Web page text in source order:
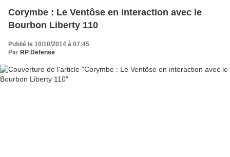
Corymbe : Le Ventôse en interaction avec le
Bourbon Liberty 110
Publié le 10/10/2014 à 07:45
Par RP Defense